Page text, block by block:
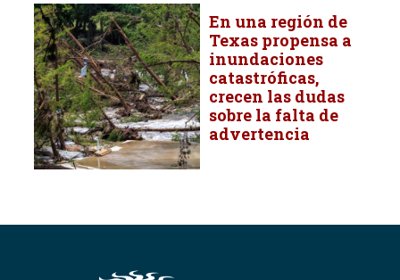
En una región de
Texas propensa a
inundaciones
catastróficas,
crecen las dudas
sobre la falta de
advertencia